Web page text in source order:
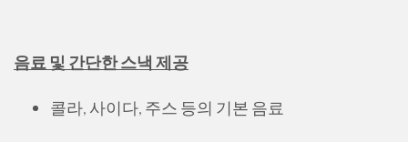
음료 및 간단한 스낵 제공
콜라, 사이다, 주스 등의 기본 음료